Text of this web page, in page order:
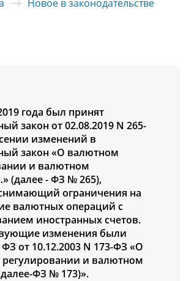
Новое в законодательстве
года был принят
закон от 02.08.2019 N 265-
изменений в
закон «О валютном
и валютном
(далее - ФЗ № 265),
ограничения на
валютных операций с
иностранных счетов.
изменения были
от 10.12.2003 N 173-ФЗ «О
и валютном
ФЗ № 173)».